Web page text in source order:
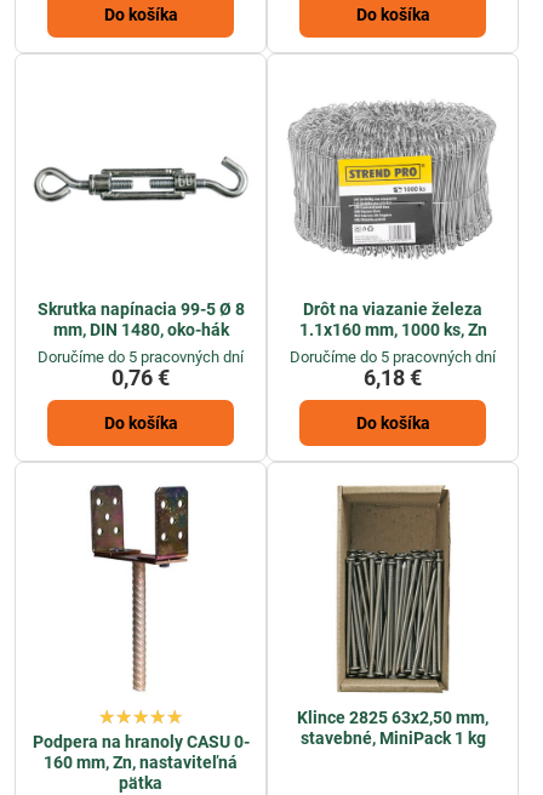
Do košíka Do košíka
Skrutka napínacia 99-5 Ø 8
mm, DIN 1480, oko-hák
Doručíme do 5 pracovných dní
0,76 €
Do košíka
Drôt na viazanie železa
1.1x160 mm, 1000 ks, Zn
Doručíme do 5 pracovných dní
6,18 €
Do košíka
Podpera na hranoly CASU 0-
160 mm, Zn, nastaviteľná
pätka
Klince 2825 63x2,50 mm,
stavebné, MiniPack 1 kg